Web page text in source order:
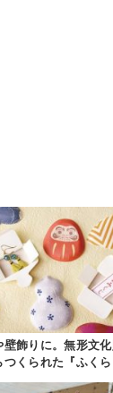
壁飾りに。無形文
つくられた『ふくら